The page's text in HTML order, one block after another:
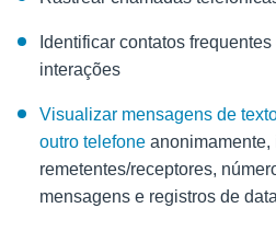
Identificar contatos
interações
Visualizar mensagens de
outro telefone
remetentes/receptores,
mensagens e registros de